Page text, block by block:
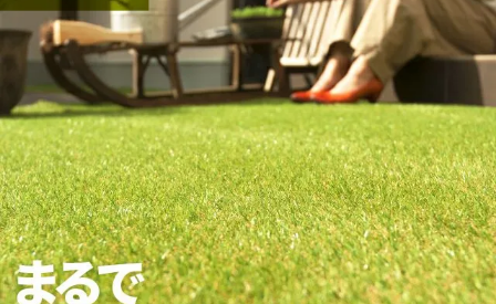
入
り
ア
テ
ム
最
近
チ
ェ